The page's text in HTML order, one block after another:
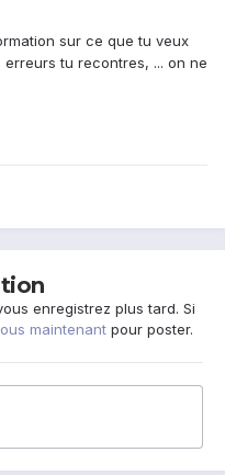
sur ce que tu veux
tu recontres, ... on ne
enregistrez plus tard. Si
maintenant pour poster.